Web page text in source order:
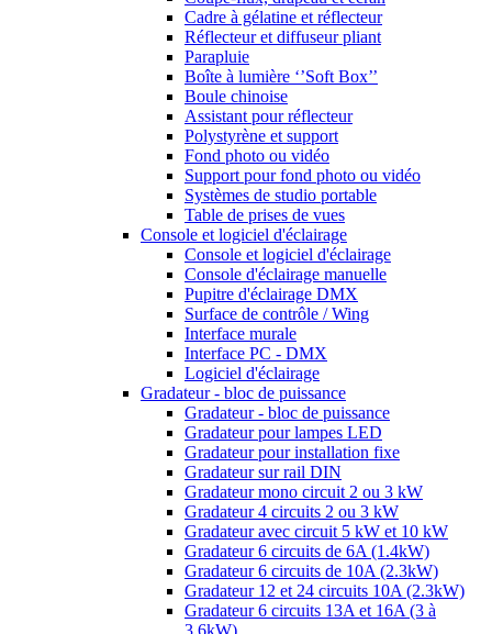
Cadre à gélatine et réflecteur
Réflecteur et diffuseur pliant
Parapluie
Boîte à lumière ‘’Soft Box’’
Boule chinoise
Assistant pour réflecteur
Polystyrène et support
Fond photo ou vidéo
Support pour fond photo ou vidéo
Systèmes de studio portable
Table de prises de vues
Console et logiciel d'éclairage
Console et logiciel d'éclairage
Console d'éclairage manuelle
Pupitre d'éclairage DMX
Surface de contrôle / Wing
Interface murale
Interface PC - DMX
Logiciel d'éclairage
Gradateur - bloc de puissance
Gradateur - bloc de puissance
Gradateur pour lampes LED
Gradateur pour installation fixe
Gradateur sur rail DIN
Gradateur mono circuit 2 ou 3 kW
Gradateur 4 circuits 2 ou 3 kW
Gradateur avec circuit 5 kW et 10 kW
Gradateur 6 circuits de 6A (1.4kW)
Gradateur 6 circuits de 10A (2.3kW)
Gradateur 12 et 24 circuits 10A (2.3kW)
Gradateur 6 circuits 13A et 16A (3 à
3.6kW)